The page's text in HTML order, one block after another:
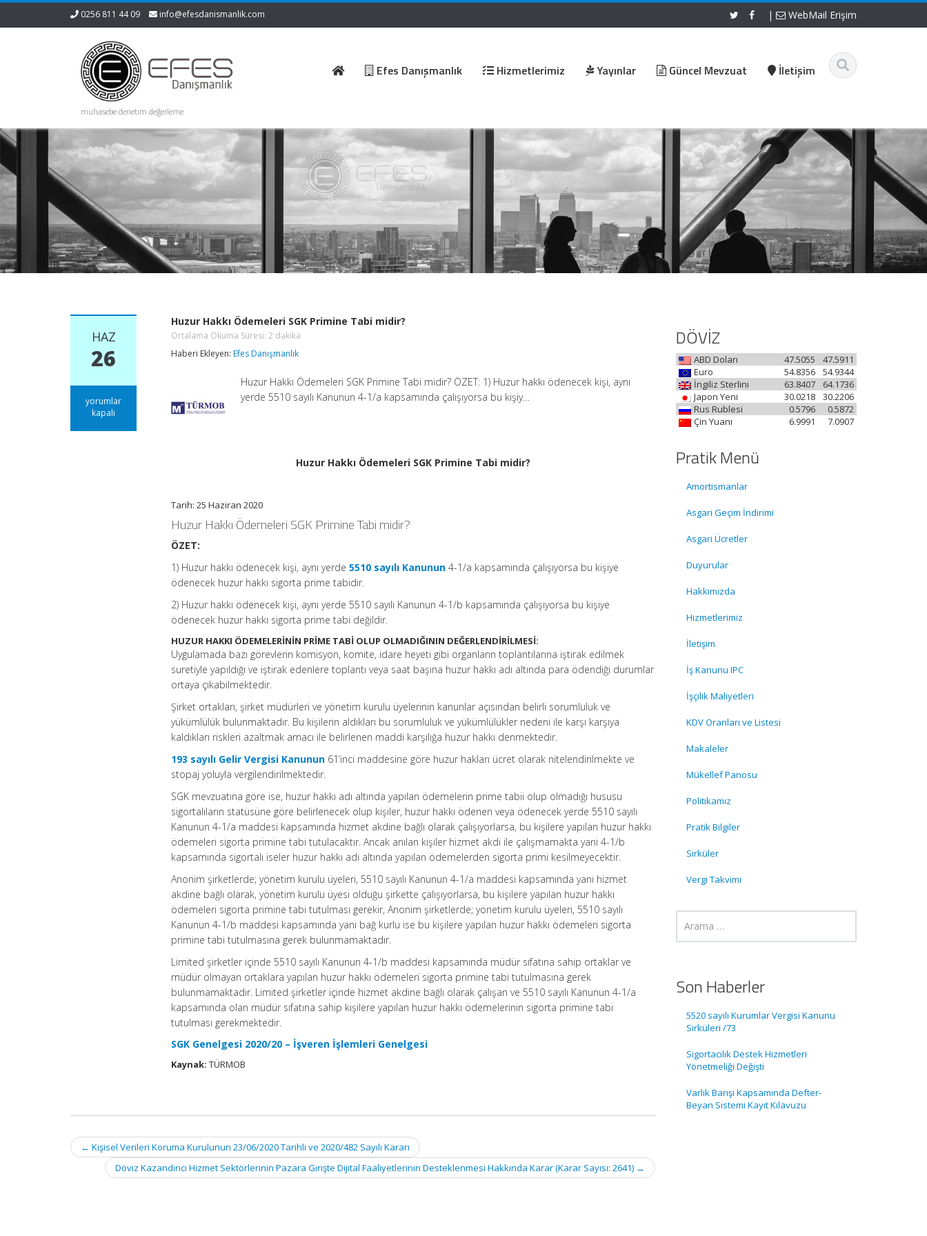
0256 811 44 09 info@efesdanismanlik.com | WebMail Erişim
muhasebe denetim değerleme
Efes Danışmanlık Hizmetlerimiz Yayınlar Güncel Mevzuat İletişim
HAZ
26
Huzur
Hakkı
yorumlar
kapalı
Huzur Hakkı Ödemeleri SGK Primine Tabi midir?
Ortalama Okuma Süresi:2 dakika
Haberi Ekleyen:Efes Danışmanlık
Huzur Hakkı Ödemeleri SGK Primine Tabi midir? ÖZET: 1) Huzur hakkı ödenecek kişi, aynı
yerde 5510 sayılı Kanunun 4-1/a kapsamında çalışıyorsa bu kişiy…
Huzur Hakkı Ödemeleri SGK Primine Tabi midir?
Tarih: 25 Haziran 2020
Huzur Hakkı Ödemeleri SGK Primine Tabi midir?
ÖZET:
1) Huzur hakkı ödenecek kişi, aynı yerde5510 sayılı Kanunun 4-1/a kapsamında çalışıyorsa bu kişiye
ödenecek huzur hakkı sigorta prime tabidir.
2) Huzur hakkı ödenecek kişi, aynı yerde 5510 sayılı Kanunun 4-1/b kapsamında çalışıyorsa bu kişiye
ödenecek huzur hakkı sigorta prime tabi değildir.
HUZUR HAKKI ÖDEMELERİNİN PRİME TABİ OLUP OLMADIĞININ DEĞERLENDİRİLMESİ:
Uygulamada bazı görevlerin komisyon, komite, idare heyeti gibi organların toplantılarına iştirak edilmek
suretiyle yapıldığı ve iştirak edenlere toplantı veya saat başına huzur hakkı adı altında para ödendiği durumlar
ortaya çıkabilmektedir.
Şirket ortakları, şirket müdürleri ve yönetim kurulu üyelerinin kanunlar açısından belirli sorumluluk ve
yükümlülük bulunmaktadır. Bu kişilerin aldıkları bu sorumluluk ve yükümlülükler nedeni ile karşı karşıya
kaldıkları riskleri azaltmak amacı ile belirlenen maddi karşılığa huzur hakkı denmektedir.
193 sayılı Gelir Vergisi Kanunun 61’inci maddesine göre huzur hakları ücret olarak nitelendirilmekte ve
stopaj yoluyla vergilendirilmektedir.
SGK mevzuatına göre ise, huzur hakkı adı altında yapılan ödemelerin prime tabii olup olmadığı hususu
sigortalıların statüsüne göre belirlenecek olup kişiler, huzur hakkı ödenen veya ödenecek yerde 5510 sayılı
Kanunun 4-1/a maddesi kapsamında hizmet akdine bağlı olarak çalışıyorlarsa, bu kişilere yapılan huzur hakkı
ödemeleri sigorta primine tabi tutulacaktır. Ancak anılan kişiler hizmet akdi ile çalışmamakta yani 4-1/b
kapsamında sigortalı iseler huzur hakkı adı altında yapılan ödemelerden sigorta primi kesilmeyecektir.
Anonim şirketlerde; yönetim kurulu üyeleri, 5510 sayılı Kanunun 4-1/a maddesi kapsamında yani hizmet
akdine bağlı olarak, yönetim kurulu üyesi olduğu şirkette çalışıyorlarsa, bu kişilere yapılan huzur hakkı
ödemeleri sigorta primine tabi tutulması gerekir, Anonim şirketlerde; yönetim kurulu üyeleri, 5510 sayılı
Kanunun 4-1/b maddesi kapsamında yani bağ kurlu ise bu kişilere yapılan huzur hakkı ödemeleri sigorta
primine tabi tutulmasına gerek bulunmamaktadır.
Limited şirketler içinde 5510 sayılı Kanunun 4-1/b maddesi kapsamında müdür sıfatına sahip ortaklar ve
müdür olmayan ortaklara yapılan huzur hakkı ödemeleri sigorta primine tabi tutulmasına gerek
bulunmamaktadır. Limited şirketler içinde hizmet akdine bağlı olarak çalışan ve 5510 sayılı Kanunun 4-1/a
kapsamında olan müdür sıfatına sahip kişilere yapılan huzur hakkı ödemelerinin sigorta primine tabi
tutulması gerekmektedir.
SGK Genelgesi 2020/20 – İşveren İşlemleri Genelgesi
Kaynak: TÜRMOB
Post
navigation
← Kişisel Verileri Koruma Kurulunun 23/06/2020 Tarihli ve 2020/482 Sayılı Kararı
Döviz Kazandırıcı Hizmet Sektörlerinin Pazara Girişte Dijital Faaliyetlerinin Desteklenmesi Hakkında Karar (Karar Sayısı: 2641) →
DÖVİZ
ABD Doları 47.5911
47.5055
Euro
54.9344
54.8356
İngiliz Sterlini
64.1736
63.8407
Japon Yeni
30.2206
30.0218
Rus Rublesi
0.5872
0.5796
Çin Yuanı
7.0907
6.9991
Pratik Menü
Amortismanlar
Asgari Geçim İndirimi
Asgari Ücretler
Duyurular
Hakkımızda
Hizmetlerimiz
İletişim
İş Kanunu IPC
İşçilik Maliyetleri
KDV Oranları ve Listesi
Makaleler
Mükellef Panosu
Politikamız
Pratik Bilgiler
Sirküler
Vergi Takvimi
Son Haberler
5520 sayılı Kurumlar Vergisi Kanunu
Sirküleri /73
Sigortacılık Destek Hizmetleri
Yönetmeliği Değişti
Varlık Barışı Kapsamında Defter-
Beyan Sistemi Kayıt Kılavuzu